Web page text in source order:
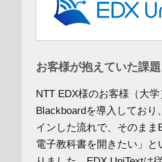
お客様が抱えていた課題
NTT EDX様のお客様（大学
Blackboardを導入しており
インした流れで、そのまま
電子教科書を開きたい」と